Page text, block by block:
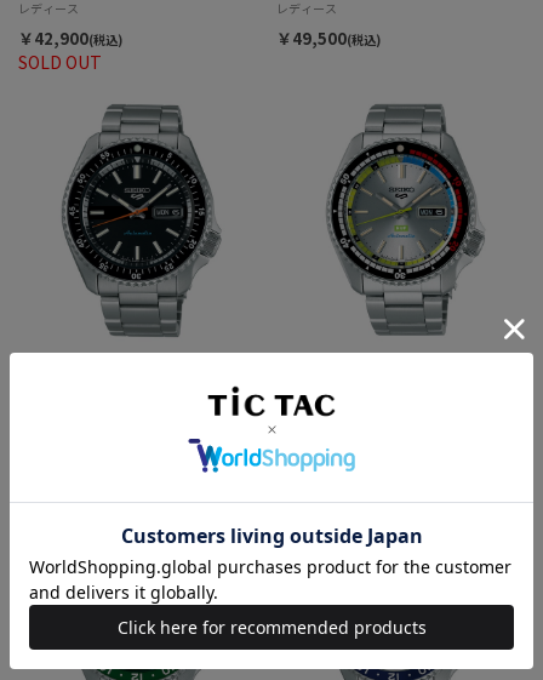
SOLD OUT
レディース
￥42,900(税込)
レディース
￥49,500(税込)
SEIKO 5 SPORTS SKX Style SBSA289 ショッ
SOLD OUT
SEIKO 5 SPORTS SKX Style HUFコラボレーシ
ョンモデル SBSA279 自動巻 メンズ
￥51,700